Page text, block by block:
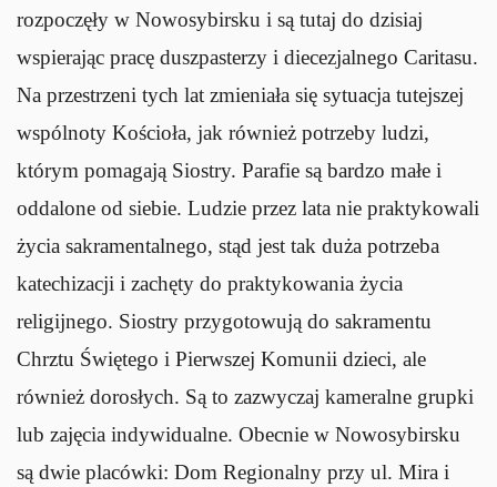
rozpoczęły w Nowosybirsku i są tutaj do dzisiaj
wspierając pracę duszpasterzy i diecezjalnego Caritasu.
Na przestrzeni tych lat zmieniała się sytuacja tutejszej
wspólnoty Kościoła, jak również potrzeby ludzi,
którym pomagają Siostry. Parafie są bardzo małe i
oddalone od siebie. Ludzie przez lata nie praktykowali
życia sakramentalnego, stąd jest tak duża potrzeba
katechizacji i zachęty do praktykowania życia
religijnego. Siostry przygotowują do sakramentu
Chrztu Świętego i Pierwszej Komunii dzieci, ale
również dorosłych. Są to zazwyczaj kameralne grupki
lub zajęcia indywidualne. Obecnie w Nowosybirsku
są dwie placówki: Dom Regionalny przy ul. Mira i